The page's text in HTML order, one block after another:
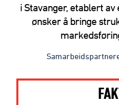
i Stavanger, etablert
ønsker å bringe